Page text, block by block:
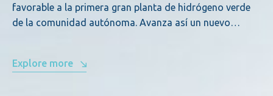
favorable a la primera gran planta de hidrógeno verde
de la comunidad autónoma. Avanza así un nuevo…
Explore more